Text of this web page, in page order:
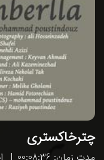
چترخاکستری